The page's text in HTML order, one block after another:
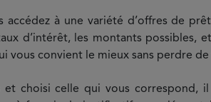
à une variété d’offres de
d’intérêt, les montants possibles,
vous convient le mieux sans perdre de
et choisi celle qui vous correspond,